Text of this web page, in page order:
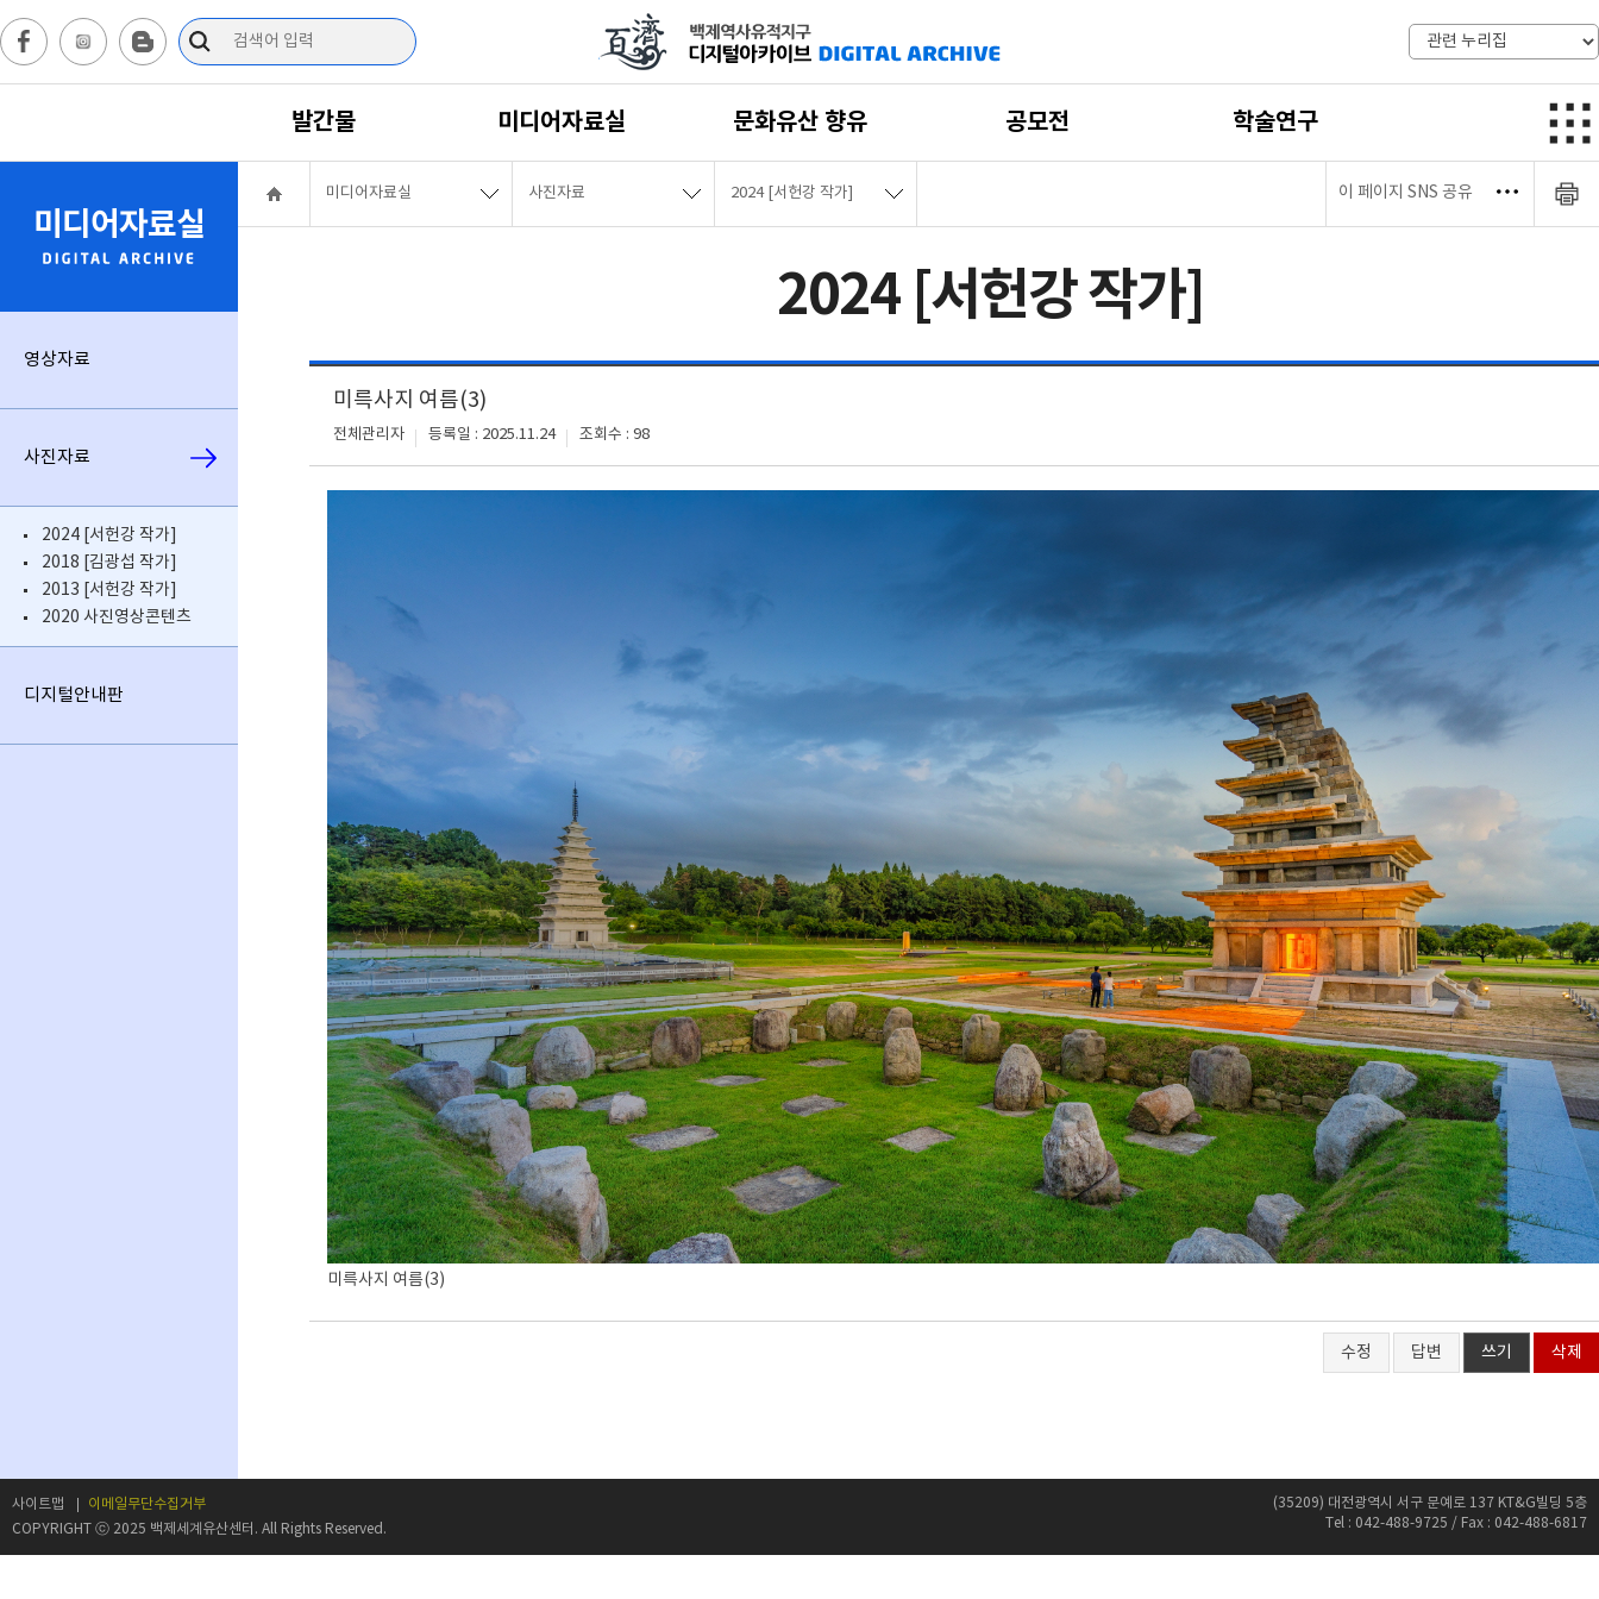
발간물 미디어자료실 문화유산 향유 공모전 학술연구
미디어자료실
영상자료
사진자료
2024 [서헌강 작가]
2018 [김광섭 작가]
2013 [서헌강 작가]
2020 사진영상콘텐츠
디지털안내판
미디어자료실 사진자료 2024 [서헌강 작가] 이 페이지 SNS 공유
2024 [서헌강 작가]
미륵사지 여름(3)
전체관리자 등록일 : 2025.11.24 조회수 : 98
미륵사지 여름(3)
수정 답변 쓰기 삭제
사이트맵
이메일무단수집거부
COPYRIGHT ⓒ 2025 백제세계유산센터. All Rights Reserved.
(35209) 대전광역시 서구 문예로 137 KT&G빌딩 5층
Tel : 042-488-9725 / Fax : 042-488-6817